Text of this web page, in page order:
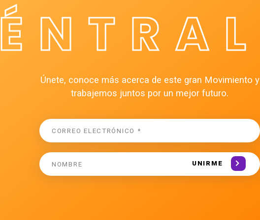
Únete, conoce más acerca de este gran Movimiento y
trabajemos juntos por un mejor futuro.
UNIRME